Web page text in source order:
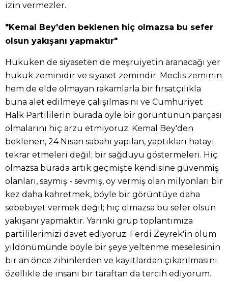
izin vermezler.
"Kemal Bey'den beklenen hiç olmazsa bu sefer
olsun yakışanı yapmaktır"
Hukuken de siyaseten de meşruiyetin aranacağı yer
hukuk zeminidir ve siyaset zemindir. Meclis zeminin
hem de elde olmayan rakamlarla bir fırsatçılıkla
buna alet edilmeye çalışılmasını ve Cumhuriyet
Halk Partililerin burada öyle bir görüntünün parçası
olmalarını hiç arzu etmiyoruz. Kemal Bey'den
beklenen, 24 Nisan sabahı yapılan, yaptıkları hatayı
tekrar etmeleri değil; bir sağduyu göstermeleri. Hiç
olmazsa burada artık geçmişte kendisine güvenmiş
olanları, saymış - sevmiş, oy vermiş olan milyonları bir
kez daha kahretmek, böyle bir görüntüye daha
sebebiyet vermek değil; hiç olmazsa bu sefer olsun
yakışanı yapmaktır. Yarınki grup toplantımıza
partililerimizi davet ediyoruz. Ferdi Zeyrek'in ölüm
yıldönümünde böyle bir şeye yeltenme meselesinin
bir an önce zihinlerden ve kayıtlardan çıkarılmasını
özellikle de insani bir taraftan da tercih ediyorum.